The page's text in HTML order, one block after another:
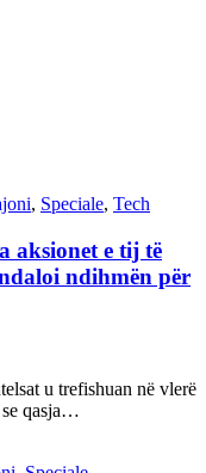
, Speciale, Tech
aksionet e tij të
ndihmën për
u trefishuan në vlerë
se qasja…